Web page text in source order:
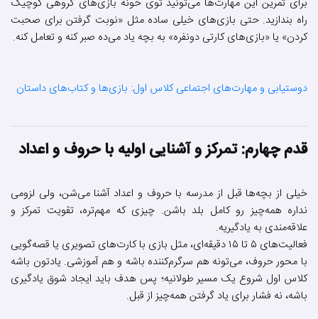
برای تمرین این مهارت‌ها می‌تونید توی خونه بازی‌های گروهی کوچیک
راه بندازید. حتی بازی‌های خیلی ساده مثل «نوبت گرفتن برای صحبت
کردن» یا «بازی‌های کارتی دونفره» به بچه یاد می‌ده صبر کنه و تعامل کنه.
دوستیابی و مهارت‌های اجتماعی کلاس اول: بازی‌ها و کتاب‌های داستان
قدم چهارم: تمرکز و آشنایی اولیه با حروف و اعداد
خیلی از بچه‌ها قبل از مدرسه با حروف و اعداد آشنا می‌شن، ولی لزومی
نداره همه‌چیز رو کامل بلد باشن. چیزی که مهم‌تره، تقویت تمرکز و
علاقه‌مندی به یادگیریه.
فعالیت‌های ۵ تا ۱۵ دقیقه‌ای، مثل بازی با کارت‌های تصویری یا قصه‌گویی
با محور حروف، می‌تونه هم سرگرم‌کننده باشه و هم آموزشی. یادتون باشه
کلاس اول شروع یک مسیر طولانیه؛ پس هدف باید ایجاد شوق یادگیری
باشه، نه فشار برای یاد گرفتن همه‌چیز از قبل.